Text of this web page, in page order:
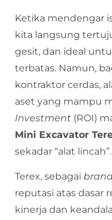
Ketika mendengar
kita langsung
gesit, dan ideal
terbatas. Namun,
kontraktor cerdas,
aset yang mampu
Investment (ROI)
Mini Excavator
sekadar “alat lincah”.
Terex, sebagai
reputasi atas dasar
kinerja dan